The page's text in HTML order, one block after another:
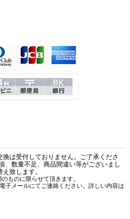
は受付しておりません。ご了承くださ
、数量不足、商品間違い等がございまし
致します。
ものに限らせて頂きます。
子メールにてご連絡ください。詳しい内容は